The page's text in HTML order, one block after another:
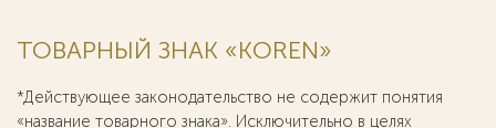
ТОВАРНЫЙ ЗНАК «KOREN»
*Действующее законодательство не содержит понятия
«название товарного знака». Исключительно в целях